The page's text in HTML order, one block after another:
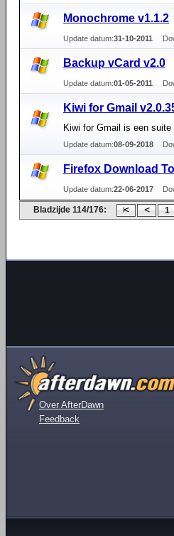
Monochrome v1.1.2
Update datum:31-10-2011
Backup vCard v2.0
Update datum:01-05-2011
Kiwi for Gmail
Kiwi for Gmail is een
Update datum:08-09-2018
Firefox Download
Update datum:22-06-2017
Bladzijde 114/176: 1
Over AfterDawn
Feedback